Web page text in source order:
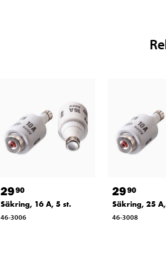
2990
Säkring, 16 A, 5 st.
46-3006
2990
Säkring, 25
46-3008